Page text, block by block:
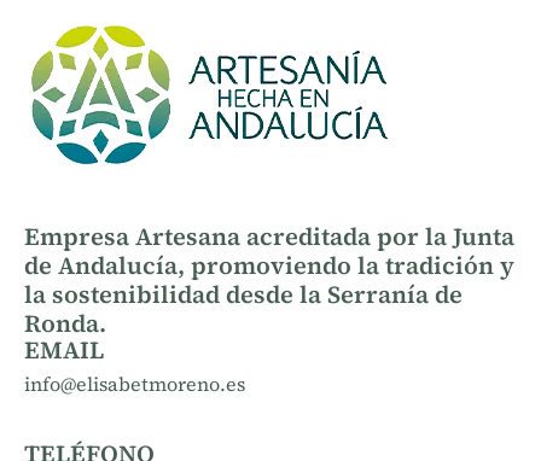
Empresa Artesana acreditada por la Junta
de Andalucía, promoviendo la tradición y
la sostenibilidad desde la Serranía de
Ronda.
EMAIL
info@elisabetmoreno.es
TELÉFONO